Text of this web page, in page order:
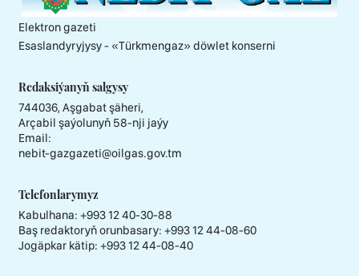
Elektron gazeti
Esaslandyryjysy - «Тürkmengaz» döwlet konserni
Redaksiýanyň salgysy
744036, Aşgabat şäheri,
Arçabil şaýolunyň 58-nji jaýy
Email:
nebit-gazgazeti@oilgas.gov.tm
Telefonlarymyz
Kabulhana: +993 12 40-30-88
Baş redaktoryň orunbasary: +993 12 44-08-60
Jogäpkar kätip: +993 12 44-08-40